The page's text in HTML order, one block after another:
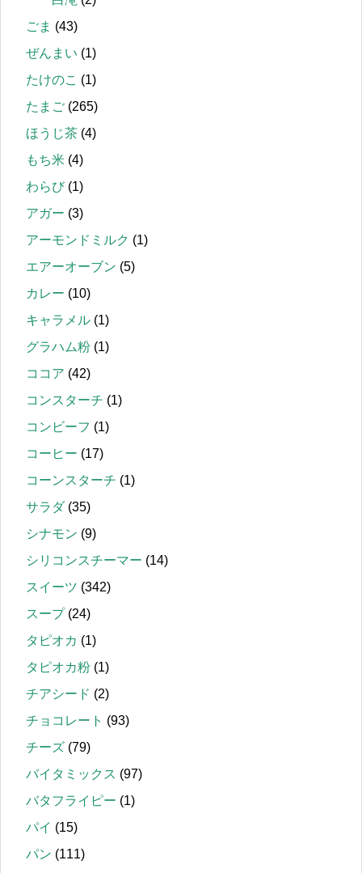
ごま (43)
ぜんまい (1)
たけのこ (1)
たまご (265)
ほうじ茶 (4)
もち米 (4)
わらび(1)
アガー (3)
アーモンドミルク (1)
エアーオーブン (5)
カレー (10)
キャラメル (1)
グラハム粉 (1)
ココア (42)
コンスターチ (1)
コンビーフ (1)
コーヒー (17)
コーンスターチ (1)
サラダ(35)
シナモン (9)
シリコンスチーマー (14)
スイーツ (342)
スープ(24)
タピオカ (1)
タピオカ粉 (1)
チアシード (2)
チョコレート (93)
チーズ (79)
バイタミックス (97)
バタフライピー (1)
パイ (15)
パン (111)